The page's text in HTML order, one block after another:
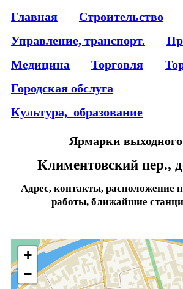
Главная
Строительство
Управление, транспорт.
Медицина
Торговля
Городская обслуга
Культура,_образование
Ярмарки
Климентовский пер.,
Адрес, контакты, расположение
работы, ближайшие
+
−